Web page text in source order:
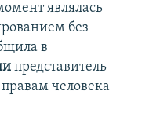
являлась
без
в
представитель
человека